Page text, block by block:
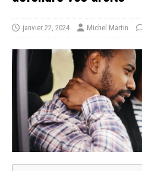
janvier 22, 2024 Michel Martin